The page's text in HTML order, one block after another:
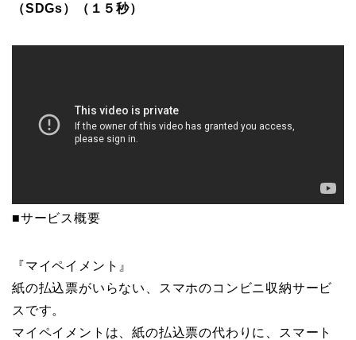
（SDGs）（１５秒）
■サービス概要
『マイペイメント』
紙の払込票がいらない、スマホのコンビニ収納サービ
スです。
マイペイメントは、紙の払込票の代わりに、スマート